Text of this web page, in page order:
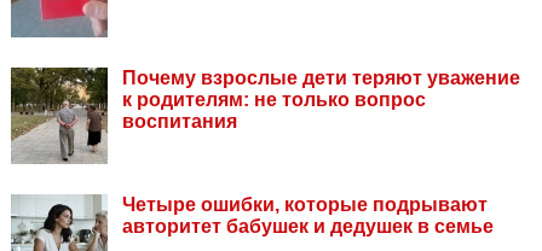
Почему взрослые дети теряют уважение
к родителям: не только вопрос
воспитания
Четыре ошибки, которые подрывают
авторитет бабушек и дедушек в семье